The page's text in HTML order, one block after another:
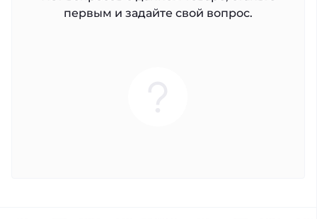
первым и задайте свой вопрос.